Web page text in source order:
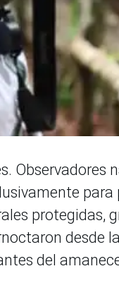
Observadores
protegidas,
desde
del